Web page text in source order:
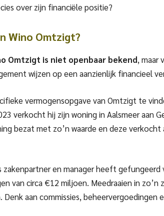
over zijn financiële positie?
Wino Omtzigt?
Omtzigt is niet openbaar bekend, maar
wijzen op een aanzienlijk financieel
vermogensopgave van Omtzigt te
verkocht hij zijn woning in Aalsmeer aan
bezat met zo’n waarde en deze verkocht
zakenpartner en manager heeft gefungeerd
van circa €12 miljoen. Meedraaien in zo’n
aan commissies, beheervergoedingen